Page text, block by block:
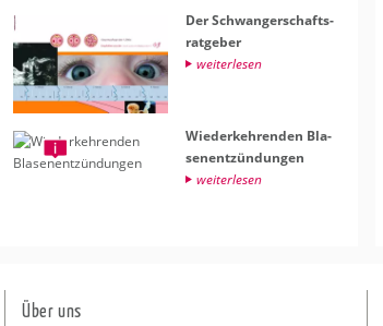
Der Schwan­ger­schafts­
rat­ge­ber
wei­ter­le­sen
Wie­der­keh­ren­den Bla­
sen­ent­zün­dun­gen
wei­ter­le­sen
Über uns